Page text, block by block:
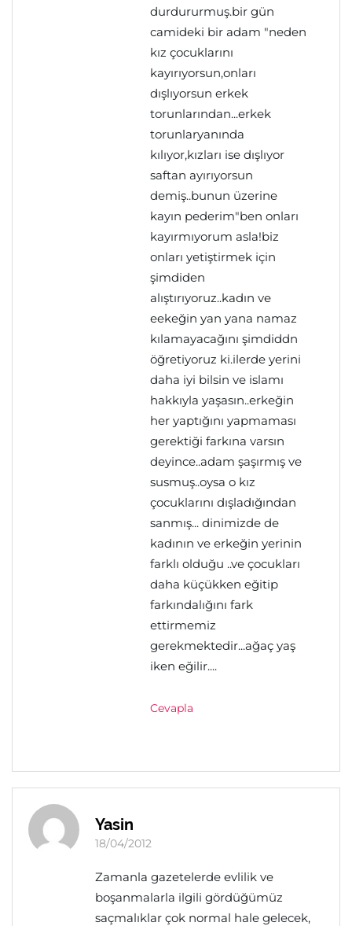
durdururmuş.bir gün
camideki bir adam "neden
kız çocuklarını
kayırıyorsun,onları
dışlıyorsun erkek
torunlarından...erkek
torunlaryanında
kılıyor,kızları ise dışlıyor
saftan ayırıyorsun
demiş..bunun üzerine
kayın pederim"ben onları
kayırmıyorum asla!biz
onları yetiştirmek için
şimdiden
alıştırıyoruz..kadın ve
eekeğin yan yana namaz
kılamayacağını şimdiddn
öğretiyoruz ki.ilerde yerini
daha iyi bilsin ve islamı
hakkıyla yaşasın..erkeğin
her yaptığını yapmaması
gerektiği farkına varsın
deyince..adam şaşırmış ve
susmuş..oysa o kız
çocuklarını dışladığından
sanmış... dinimizde de
kadının ve erkeğin yerinin
farklı olduğu ..ve çocukları
daha küçükken eğitip
farkındalığını fark
ettirmemiz
gerekmektedir...ağaç yaş
iken eğilir....
Cevapla
Yasin
18/04/2012
Zamanla gazetelerde evlilik ve
boşanmalarla ilgili gördüğümüz
saçmalıklar çok normal hale gelecek,